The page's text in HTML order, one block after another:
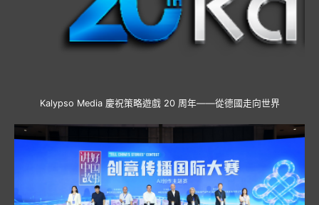
Kalypso Media 慶祝策略遊戲 20 周年——從德國走向世界